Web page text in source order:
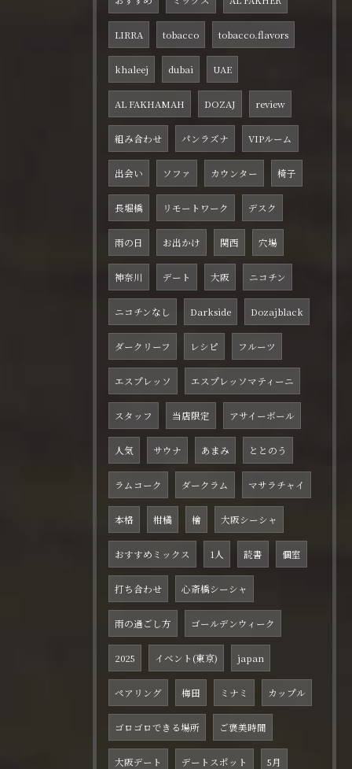
LIRRA tobacco tobacco.flavors
khaleej dubai UAE
AL FAKHAMAH DOZAJ review
組み合わせ パンラズナ VIPルーム
出会い ソファ カウンター 椅子
長堀橋 リモートワーク デスク
雨の日 お出かけ 関西 穴場
神奈川 デート 大阪 ニコチン
ニコチンなし Darkside Dozajblack
ダークリーフ レシピ フルーツ
エスプレッソ エスプレッソマティーニ
スタッフ 当店限定 アサイーボール
人気 サウナ あまみ ととのう
ラムコーク ダークラム マサラチャイ
本格 柑橘 檜 大阪シーシャ
おすすめミックス 1人 読書 個室
打ち合わせ 心斎橋シーシャ
雨の過ごし方 ゴールデンウィーク
2025 イベント(東京) japan
ペアリング 梅田 ミナミ カップル
ゴロゴロできる場所 ご褒美時間
大阪デート デートスポット 5月